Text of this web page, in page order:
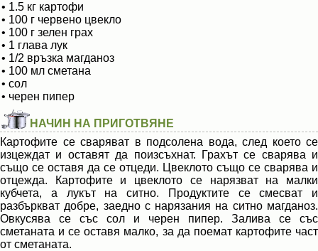
• 1.5 кг картофи
• 100 г червено цвекло
• 100 г зелен грах
• 1 глава лук
• 1/2 връзка магданоз
• 100 мл сметана
• сол
• черен пипер
НАЧИН НА ПРИГОТВЯНЕ
Картофите се сваряват в подсолена вода, след което се
изцеждат и оставят да поизсъхнат. Грахът се сварява и
също се оставя да се отцеди. Цвеклото също се сварява и
отцежда. Картофите и цвеклото се нарязват на малки
кубчета, а лукът на ситно. Продуктите се смесват и
разбъркват добре, заедно с нарязания на ситно магданоз.
Овкусява се със сол и черен пипер. Залива се със
сметаната и се оставя малко, за да поемат картофите част
от сметаната.